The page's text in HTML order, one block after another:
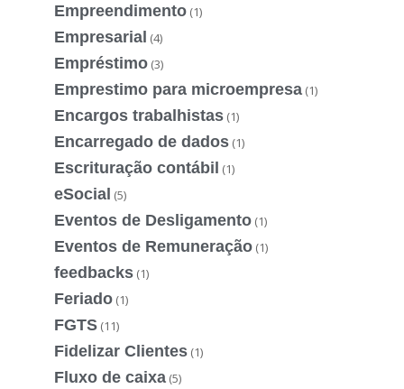
Empreendimento (1)
Empresarial (4)
Empréstimo (3)
Emprestimo para microempresa (1)
Encargos trabalhistas (1)
Encarregado de dados (1)
Escrituração contábil (1)
eSocial (5)
Eventos de Desligamento (1)
Eventos de Remuneração (1)
feedbacks (1)
Feriado (1)
FGTS (11)
Fidelizar Clientes (1)
Fluxo de caixa (5)